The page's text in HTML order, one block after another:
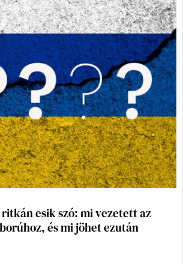
esik szó: mi vezetett az
és mi jöhet ezután